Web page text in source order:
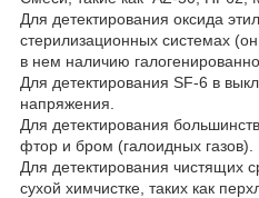
Для детектирования оксида
стерилизационных системах (он
в нем наличию
Для детектирования SF-6 в
напряжения.
Для детектирования
фтор и бром (галоидных газов).
Для детектирования чистящих
сухой химчистке, таких как